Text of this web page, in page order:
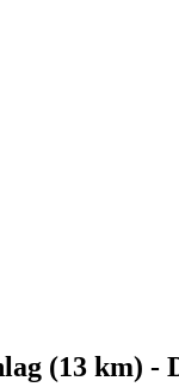
(13 km) -